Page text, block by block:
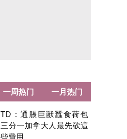
TD：通脹巨獸蠶食荷包
三分一加拿大人最先砍這
些費用
一周热门 一月热门